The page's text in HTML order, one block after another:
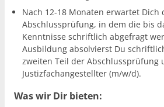
Nach 12-18 Monaten erwartet Dich
Abschlussprüfung, in dem die bis
Kenntnisse schriftlich abgefragt
Ausbildung absolvierst Du
zweiten Teil der Abschlussprüfung
Justizfachangestellter (m/w/d).
Was wir Dir bieten: